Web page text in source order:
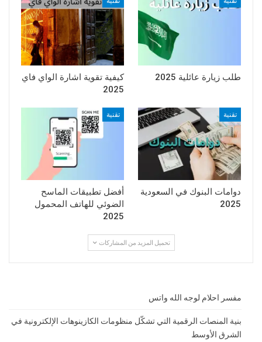
طلب زيارة عائلية 2025
كيفية تقوية اشارة الواي فاي
2025
تقنية
دوامات البنوك في السعودية
2025
تقنية
أفضل تطبيقات الماسح
الضوئي للهاتف المحمول
2025
تحميل المزيد من المشاركات
مفسر احلام لوجه الله واتس
بنية المنصات الرقمية التي تشكّل منظومات الكازينوهات الإلكترونية في
الشرق الأوسط